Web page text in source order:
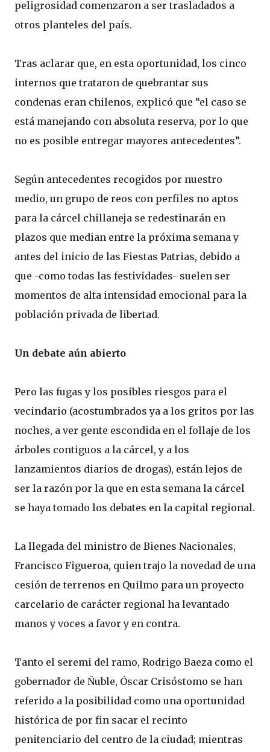
peligrosidad comenzaron a ser trasladados a
otros planteles del país.
Tras aclarar que, en esta oportunidad, los cinco
internos que trataron de quebrantar sus
condenas eran chilenos, explicó que “el caso se
está manejando con absoluta reserva, por lo que
no es posible entregar mayores antecedentes”.
Según antecedentes recogidos por nuestro
medio, un grupo de reos con perfiles no aptos
para la cárcel chillaneja se redestinarán en
plazos que median entre la próxima semana y
antes del inicio de las Fiestas Patrias, debido a
que -como todas las festividades- suelen ser
momentos de alta intensidad emocional para la
población privada de libertad.
Un debate aún abierto
Pero las fugas y los posibles riesgos para el
vecindario (acostumbrados ya a los gritos por las
noches, a ver gente escondida en el follaje de los
árboles contiguos a la cárcel, y a los
lanzamientos diarios de drogas), están lejos de
ser la razón por la que en esta semana la cárcel
se haya tomado los debates en la capital regional.
La llegada del ministro de Bienes Nacionales,
Francisco Figueroa, quien trajo la novedad de una
cesión de terrenos en Quilmo para un proyecto
carcelario de carácter regional ha levantado
manos y voces a favor y en contra.
Tanto el seremi del ramo, Rodrigo Baeza como el
gobernador de Ñuble, Óscar Crisóstomo se han
referido a la posibilidad como una oportunidad
histórica de por fin sacar el recinto
penitenciario del centro de la ciudad; mientras